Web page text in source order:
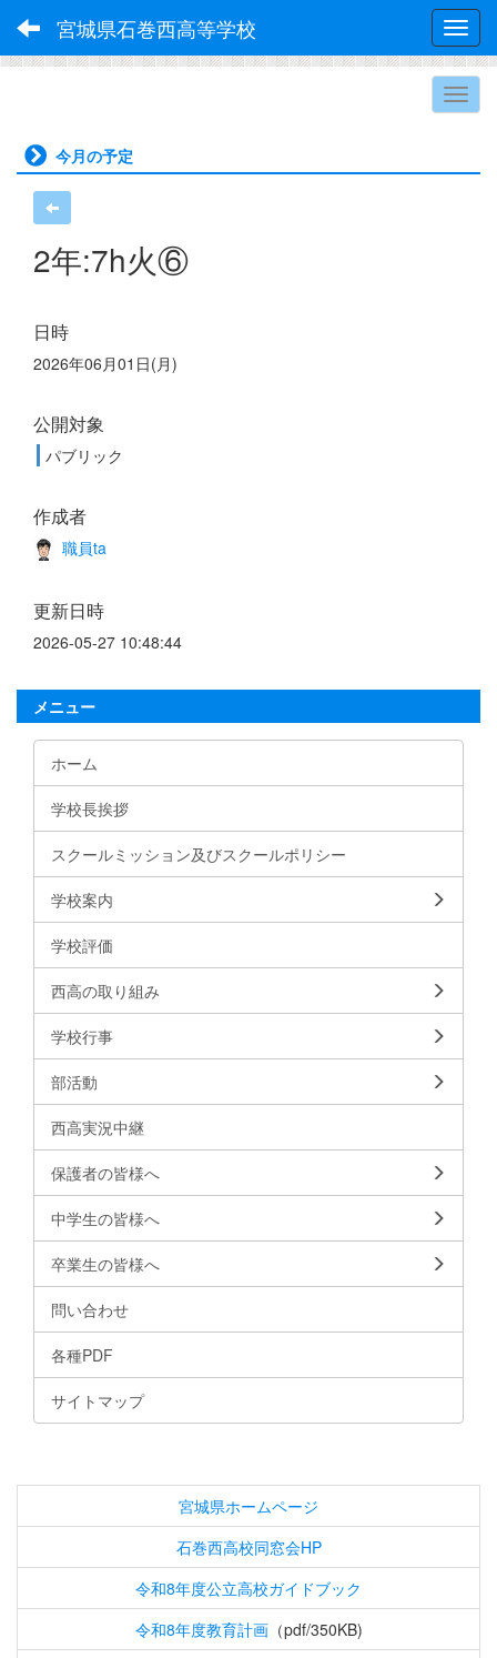
宮城県石巻西高等学校
今月の予定
2年:7h火⑥
日時
2026年06月01日(月)
公開対象
パブリック
作成者
職員ta
更新日時
2026-05-27 10:48:44
メニュー
ホーム
学校長挨拶
スクールミッション及びスクールポリシー
学校案内
学校評価
西高の取り組み
学校行事
部活動
西高実況中継
保護者の皆様へ
中学生の皆様へ
卒業生の皆様へ
問い合わせ
各種PDF
サイトマップ
宮城県ホームページ
石巻西高校同窓会HP
令和8年度公立高校ガイドブック
令和8年度教育計画（pdf/350KB)